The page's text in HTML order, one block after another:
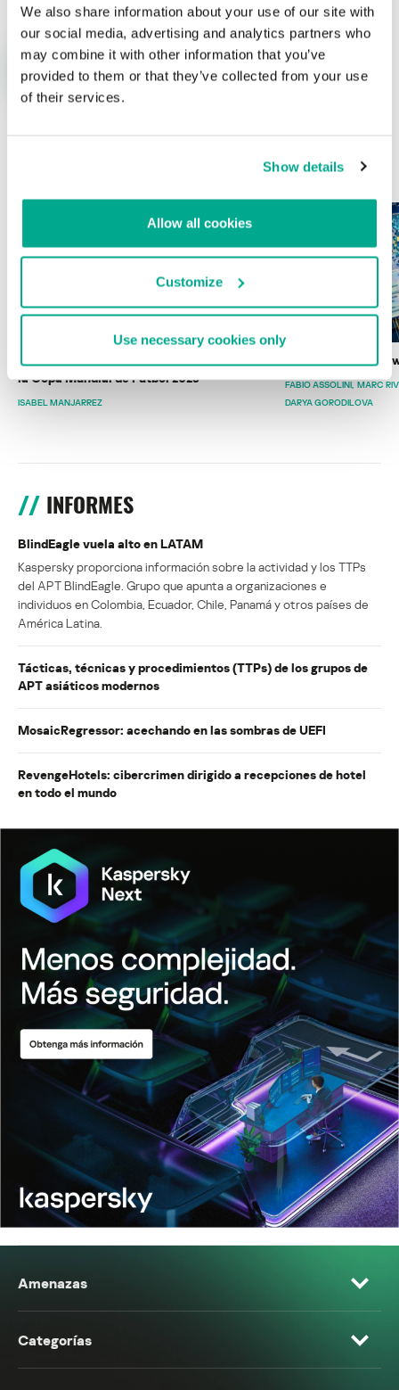
We also share information about your use of our site with
our social media, advertising and analytics partners who
may combine it with other information that you’ve
provided to them or that they’ve collected from your use
of their services.
Show details
Allow all cookies
Customize
Use necessary cookies only
ÚLTIMAS PUBLICACIONES
Wardriving en México: preparativos para
la Copa Mundial de Fútbol 2026
ISABEL MANJARREZ
Estado del
FABIO ASSOLINI MARC
DARYA GORODILOVA
INFORMES
BlindEagle vuela alto en LATAM
Kaspersky proporciona información sobre la actividad y los TTPs
del APT BlindEagle. Grupo que apunta a organizaciones e
individuos en Colombia, Ecuador, Chile, Panamá y otros países de
América Latina.
Tácticas, técnicas y procedimientos (TTPs) de los grupos de
APT asiáticos modernos
MosaicRegressor: acechando en las sombras de UEFI
RevengeHotels: cibercrimen dirigido a recepciones de hotel
en todo el mundo
Amenazas
Categorías